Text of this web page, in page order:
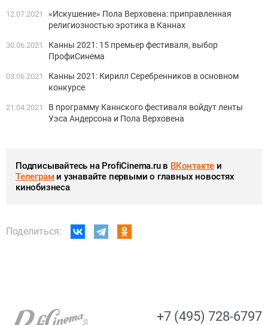
12.07.2021
«Искушение» Пола Верховена: приправленная
религиозностью эротика в Каннах
30.06.2021
Канны 2021: 15 премьер фестиваля, выбор
ПрофиСинема
03.06.2021
Канны 2021: Кирилл Серебренников в основном
конкурсе
21.04.2021
В программу Каннского фестиваля войдут ленты
Уэса Андерсона и Пола Верховена
Подписывайтесь на ProfiCinema.ru в ВКонтакте и
Телеграми узнавайте первыми о главных новостях
кинобизнеса
Поделиться:
+7 (495) 728-6797